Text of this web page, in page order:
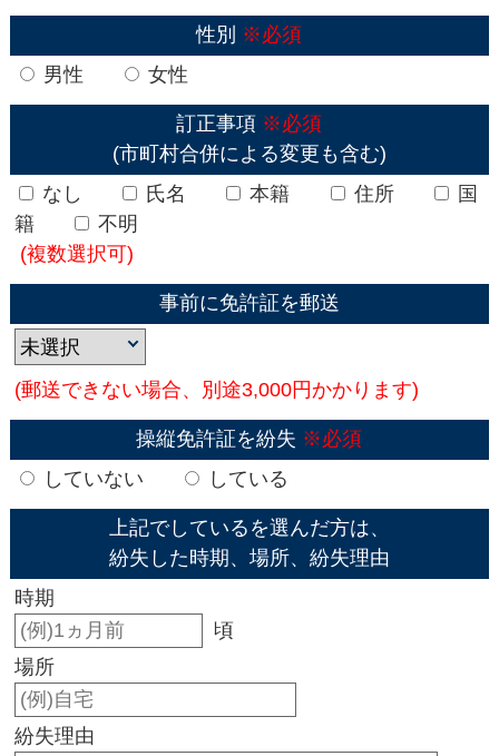
性別 ※必須
男性
女性
訂正事項 ※必須
(市町村合併による変更も含む)
なし
氏名 本籍 住所
国
籍
不明
(複数選択可)
事前に免許証を郵送
(郵送できない場合、別途3,000円かかります)
操縦免許証を紛失 ※必須
していない
している
上記でしているを選んだ方は、
紛失した時期、場所、紛失理由
時期
頃
場所
紛失理由